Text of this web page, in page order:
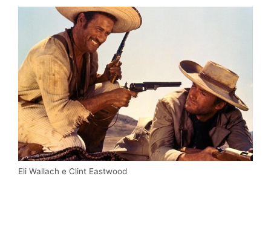
Eli Wallach e Clint Eastwood